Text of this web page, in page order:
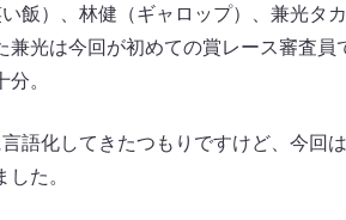
飯）、林健（ギャロップ）、兼光タカ
光は今回が初めての賞レース審査員
。
語化してきたつもりですけど、今回
た。